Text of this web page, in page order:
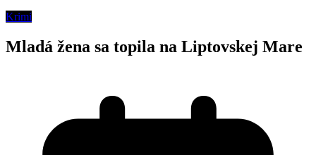
Krimi
Mladá žena sa topila na Liptovskej Mare